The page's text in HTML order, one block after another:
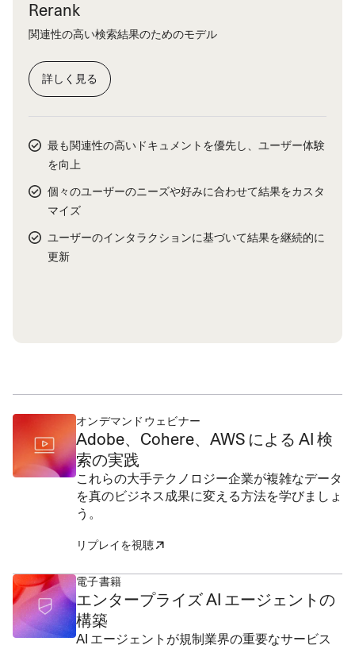
Rerank
関連性の高い検索結果のためのモデル
詳しく見る
最も関連性の高いドキュメントを優先し、ユーザー体験
を向上
個々のユーザーのニーズや好みに合わせて結果をカスタ
マイズ
ユーザーのインタラクションに基づいて結果を継続的に
更新
オンデマンドウェビナー
Adobe、Cohere、AWS による AI 検
索の実践
これらの大手テクノロジー企業が複雑なデータ
を真のビジネス成果に変える方法を学びましょ
う。
リプレイを視聴
電子書籍
エンタープライズ AI エージェントの
構築
AI エージェントが規制業界の重要なサービス